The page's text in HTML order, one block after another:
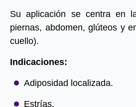
Su aplicación se centra en
piernas, abdomen, glúteos y
cuello).
Indicaciones:
Adiposidad localizada.
Estrías.